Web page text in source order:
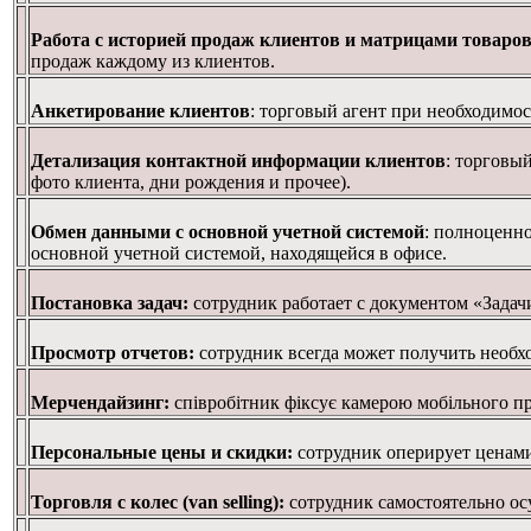
Работа с историей продаж клиентов и матрицами товаров
продаж каждому из клиентов.
Анкетирование клиентов: торговый агент при
Детализация контактной информации клиентов:
фото клиента, дни рождения и прочее).
Обмен данными с основной учетной системой:
основной учетной системой, находящейся в офисе.
Постановка задач: сотрудник работает с документом «
Просмотр отчетов: сотрудник всегда может получить
Мерчендайзинг: співробітник фіксує камерою мобільного
Персональные цены и скидки: сотрудник оперирует
Торговля с колес (van selling): сотрудник самостоятельно